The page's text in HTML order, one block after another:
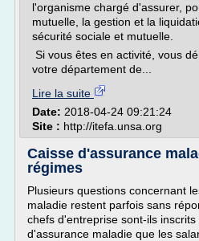
l'organisme chargé d'assurer,
mutuelle, la gestion et la
sécurité sociale et mutuelle.
Si vous êtes en activité, vous
votre département de...
Lire la suite
Date: 2018-04-24 09:21:24
Site : http://itefa.unsa.org
Caisse d'assurance
régimes
Plusieurs questions concernant
maladie restent parfois sans
chefs d'entreprise sont-ils
d'assurance maladie que les